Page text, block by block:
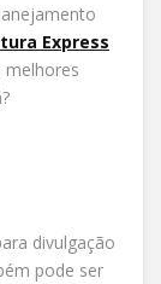
Express
melhores
divulgação
pode ser